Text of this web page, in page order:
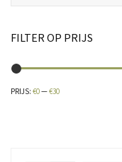
FILTER OP PRIJS
PRIJS: €0—€30